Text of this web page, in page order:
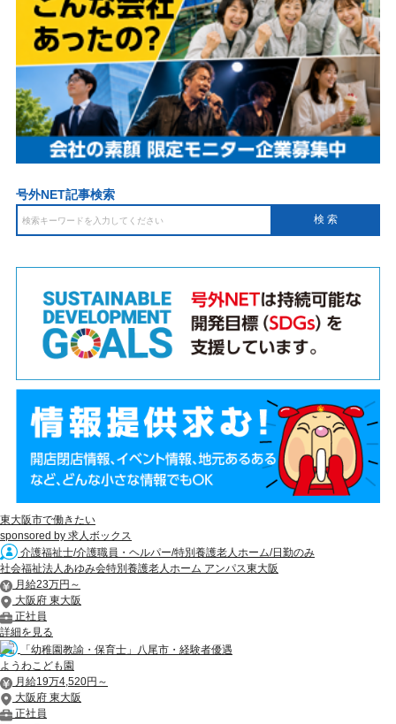
号外NET記事検索
東大阪市で働きたい
sponsored by 求人ボックス
介護福祉士/介護職員・ヘルパー/特別養護老人ホーム/日勤のみ
社会福祉法人あゆみ会特別養護老人ホーム アンパス東大阪
月給23万円～
大阪府 東大阪
正社員
詳細を見る
「幼稚園教諭・保育士」八尾市・経験者優遇
ようわこども園
月給19万4,520円～
大阪府 東大阪
正社員